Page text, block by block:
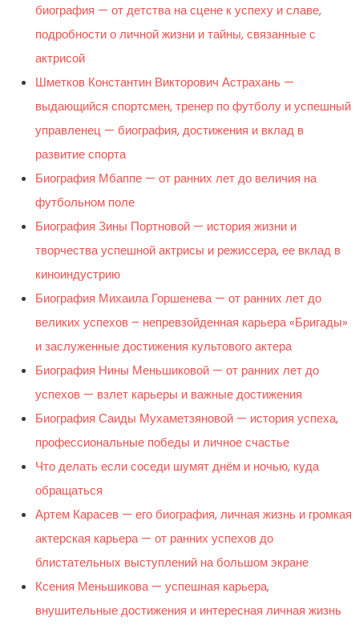
биография — от детства на сцене к успеху и славе,
подробности о личной жизни и тайны, связанные с
актрисой
Шметков Константин Викторович Астрахань —
выдающийся спортсмен, тренер по футболу и успешный
управленец — биография, достижения и вклад в
развитие спорта
Биография Мбаппе — от ранних лет до величия на
футбольном поле
Биография Зины Портновой — история жизни и
творчества успешной актрисы и режиссера, ее вклад в
киноиндустрию
Биография Михаила Горшенева — от ранних лет до
великих успехов – непревзойденная карьера «Бригады»
и заслуженные достижения культового актера
Биография Нины Меньшиковой — от ранних лет до
успехов — взлет карьеры и важные достижения
Биография Саиды Мухаметзяновой — история успеха,
профессиональные победы и личное счастье
Что делать если соседи шумят днём и ночью, куда
обращаться
Артем Карасев — его биография, личная жизнь и громкая
актерская карьера — от ранних успехов до
блистательных выступлений на большом экране
Ксения Меньшикова — успешная карьера,
внушительные достижения и интересная личная жизнь